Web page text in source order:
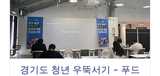
경기도 청년 우뚝서기 - 푸드